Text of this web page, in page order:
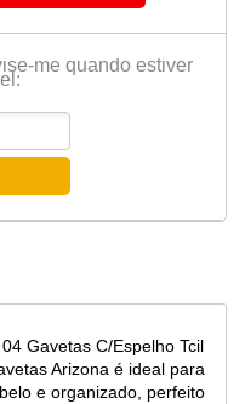
me quando estiver
Gavetas C/Espelho Tcil
Arizona é ideal para
e organizado, perfeito